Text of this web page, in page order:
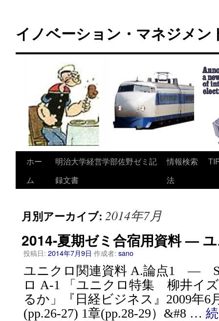
テ
イノベーション・マネジメン
ホー
ム
明治大学経営学部佐野ゼミ記
録文書
情報検索
法
月別アーカイブ: 2014年7月
2014-夏期ゼミ合宿用資料 —
投稿日: 2014年7月9日 作成者: sano
ユニクロ関連資料 A.論点1 —
ロ A-1 「ユニクロ特集 柳井イ
るか」『日経ビジネス』2009年6
(pp.26-27) 1章(pp.28-29）&#8 …